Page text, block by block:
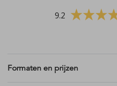
9.2
Formaten en prijzen